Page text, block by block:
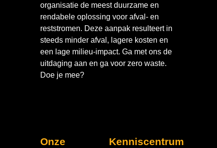
organisatie de meest duurzame en
rendabele oplossing voor afval- en
reststromen. Deze aanpak resulteert in
steeds minder afval, lagere kosten en
een lage milieu-impact. Ga met ons de
uitdaging aan en ga voor zero waste.
Doe je mee?
Onze
Kenniscentrum